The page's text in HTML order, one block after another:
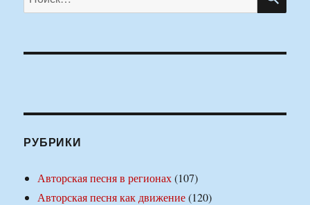
РУБРИКИ
Авторская песня в регионах(107)
Авторская песня как движение(120)